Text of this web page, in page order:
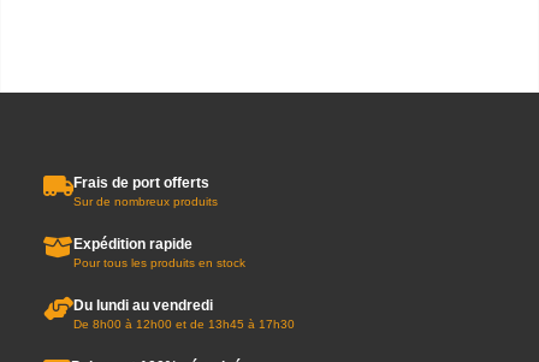
Frais de port offerts
Sur de nombreux produits
Expédition rapide
Pour tous les produits en stock
Du lundi au vendredi
De 8h00 à 12h00 et de 13h45 à 17h30